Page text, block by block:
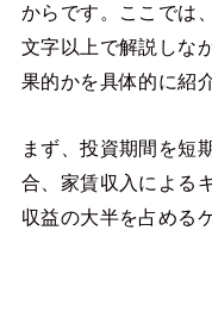
からです。ここでは
文字以上で解説しな
果的かを具体的に紹
まず、投資期間を短
合、家賃収入による
収益の大半を占める